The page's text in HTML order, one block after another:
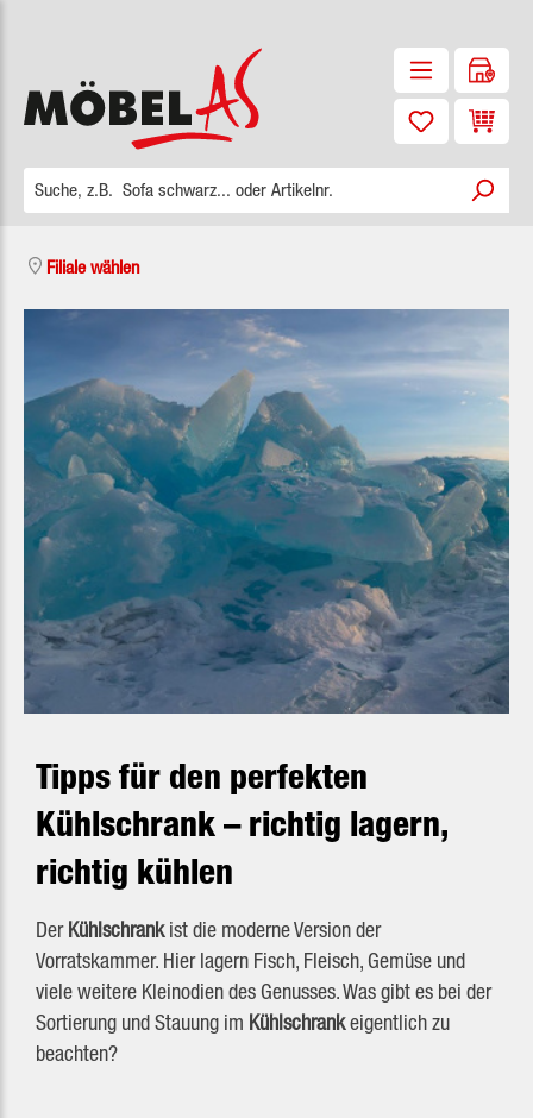
Filiale wählen
Tipps für den perfekten
Kühlschrank – richtig lagern,
richtig kühlen
DerKühlschrankist die moderne Version der
Vorratskammer. Hier lagern Fisch, Fleisch, Gemüse und
viele weitere Kleinodien des Genusses. Was gibt es bei der
Sortierung und Stauung im Kühlschrankeigentlich zu
beachten?